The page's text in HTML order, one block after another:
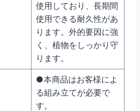
使用しており、長期間
使用できる耐久性があ
ります。外的要因に強
く、植物をしっかり守
ります。
●本商品はお客様によ
る組み立てが必要で
す。